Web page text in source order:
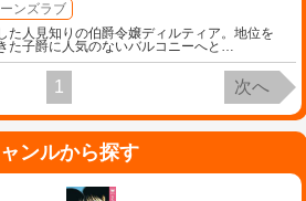
ンズラブ
た人見知りの伯爵令嬢ディルティア。地位を
た子爵に人気のないバルコニーへと …
1 次へ
ンルから探す